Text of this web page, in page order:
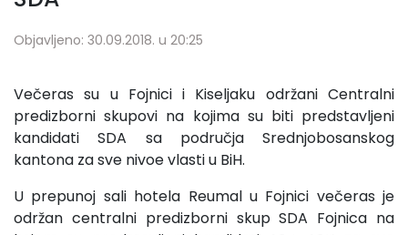
Objavljeno: 30.09.2018. u 20:25
Večeras su u Fojnici i Kiseljaku održani Centralni
predizborni skupovi na kojima su biti predstavljeni
kandidati SDA sa područja Srednjobosanskog
kantona za sve nivoe vlasti u BiH.
U prepunoj sali hotela Reumal u Fojnici večeras je
održan centralni predizborni skup SDA Fojnica na